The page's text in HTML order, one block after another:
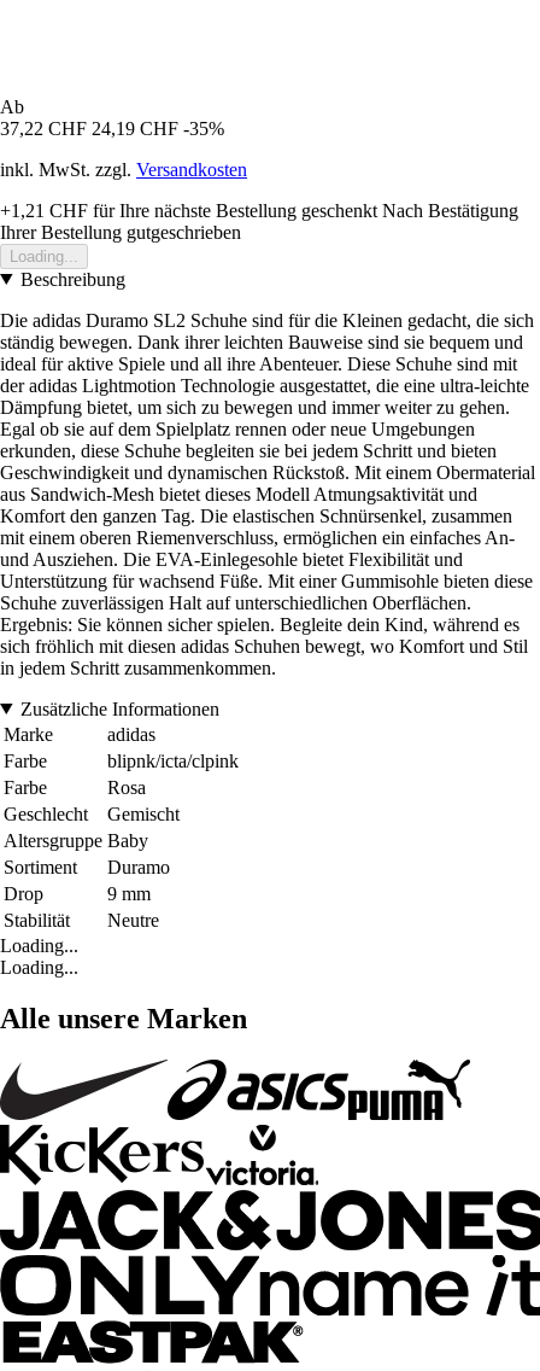
Ab
37,22 CHF 24,19 CHF -35%
inkl. MwSt. zzgl. Versandkosten
+1,21 CHF für Ihre nächste Bestellung geschenkt Nach Bestätigung
Ihrer Bestellung gutgeschrieben
Loading...
Beschreibung
Die adidas Duramo SL2 Schuhe sind für die Kleinen gedacht, die sich
ständig bewegen. Dank ihrer leichten Bauweise sind sie bequem und
ideal für aktive Spiele und all ihre Abenteuer. Diese Schuhe sind mit
der adidas Lightmotion Technologie ausgestattet, die eine ultra-leichte
Dämpfung bietet, um sich zu bewegen und immer weiter zu gehen.
Egal ob sie auf dem Spielplatz rennen oder neue Umgebungen
erkunden, diese Schuhe begleiten sie bei jedem Schritt und bieten
Geschwindigkeit und dynamischen Rückstoß. Mit einem Obermaterial
aus Sandwich-Mesh bietet dieses Modell Atmungsaktivität und
Komfort den ganzen Tag. Die elastischen Schnürsenkel, zusammen
mit einem oberen Riemenverschluss, ermöglichen ein einfaches An-
und Ausziehen. Die EVA-Einlegesohle bietet Flexibilität und
Unterstützung für wachsend Füße. Mit einer Gummisohle bieten diese
Schuhe zuverlässigen Halt auf unterschiedlichen Oberflächen.
Ergebnis: Sie können sicher spielen. Begleite dein Kind, während es
sich fröhlich mit diesen adidas Schuhen bewegt, wo Komfort und Stil
in jedem Schritt zusammenkommen.
Zusätzliche Informationen
Marke
adidas
Farbe
blipnk/icta/clpink
Farbe
Rosa
Geschlecht
Gemischt
Altersgruppe Baby
Sortiment
Duramo
Drop
9 mm
Stabilität
Neutre
Loading...
Loading...
Alle unsere Marken